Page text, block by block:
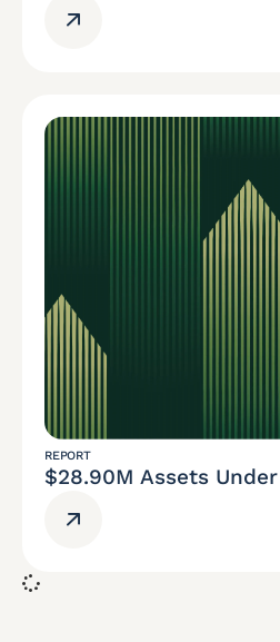
REPORT
$28.90M Assets